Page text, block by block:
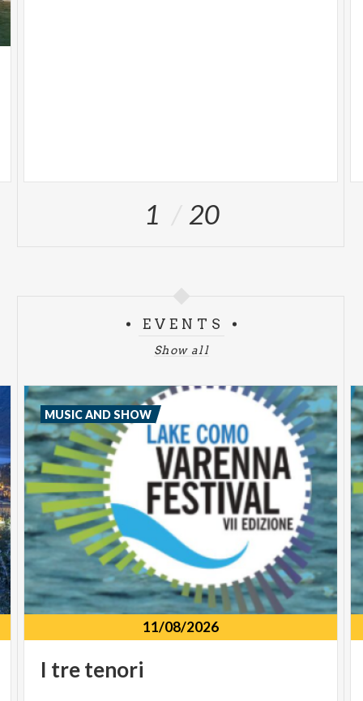
1 20
EVENTS
Show all
11/08/2026
I tretenori
MUSIC AND SHOW